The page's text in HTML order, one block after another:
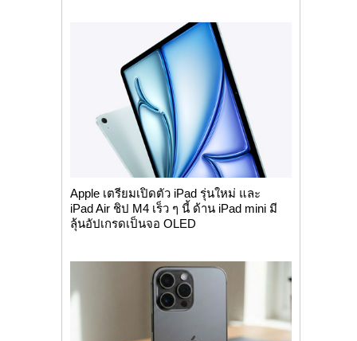
Apple เตรียมเปิดตัว iPad รุ่นใหม่ และ
iPad Air ชิป M4 เร็ว ๆ นี้ ด้าน iPad mini มี
ลุ้นอัปเกรดเป็นจอ OLED